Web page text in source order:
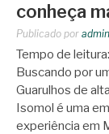
conheça
Publicado por admin
Tempo de leitura:
Buscando por
Guarulhos de
Isomol é uma
experiência em